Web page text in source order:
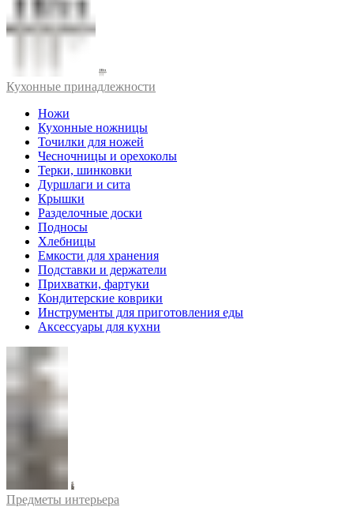
Кухонные принадлежности
Ножи
Кухонные ножницы
Точилки для ножей
Чесночницы и орехоколы
Терки, шинковки
Дуршлаги и сита
Крышки
Разделочные доски
Подносы
Хлебницы
Емкости для хранения
Подставки и держатели
Прихватки, фартуки
Кондитерские коврики
Инструменты для приготовления еды
Аксессуары для кухни
Предметы интерьера